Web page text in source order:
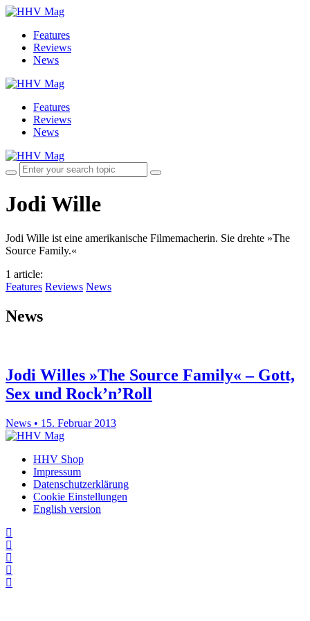
Features
Reviews
News
Features
Reviews
News
Jodi Wille
Jodi Wille ist eine amerikanische Filmemacherin. Sie drehte »The
Source Family.«
1 article:
Features Reviews News
News
Jodi Willes »The Source Family« – Gott,
Sex und Rock’n’Roll
News • 15. Februar 2013
HHV Shop
Impressum
Datenschutzerklärung
Cookie Einstellungen
English version